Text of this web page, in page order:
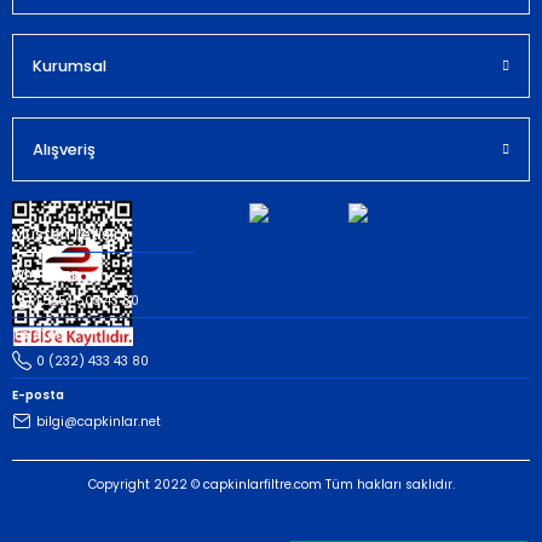
Kurumsal
Alışveriş
Müşteri İletişim
Whatsapp
(535) 503 43 80
Telefon
0 (232) 433 43 80
E-posta
bilgi@capkinlar.net
Copyright 2022 © capkinlarfiltre.com Tüm hakları saklıdır.